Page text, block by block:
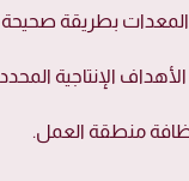
بطريقة صحيحة
الإنتاجية
منطقة العمل.